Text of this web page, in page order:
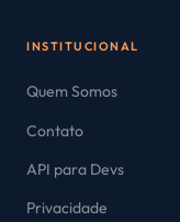
INSTITUCIONAL
Quem Somos
Contato
API para Devs
Privacidade